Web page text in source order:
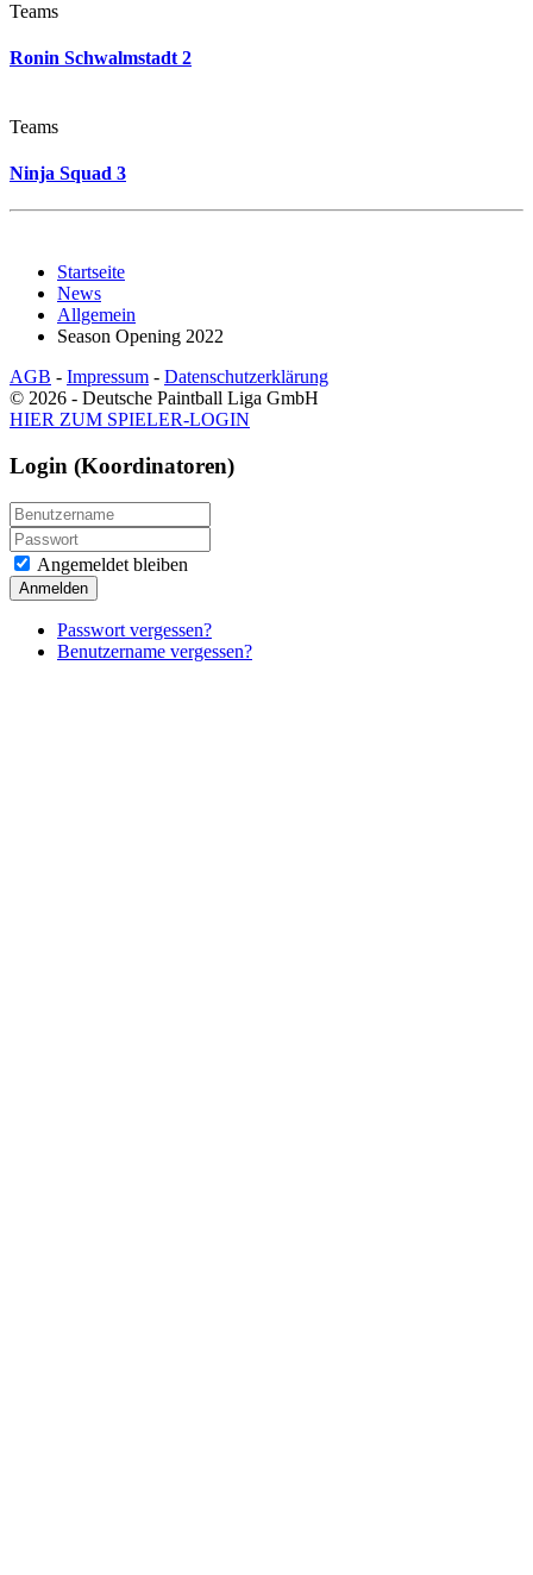
Teams
Ronin Schwalmstadt 2
Teams
Ninja Squad 3
Startseite
News
Allgemein
Season Opening 2022
AGB - Impressum - Datenschutzerklärung
© 2026 - Deutsche Paintball Liga GmbH
HIER ZUM SPIELER-LOGIN
Login (Koordinatoren)
Angemeldet bleiben
Anmelden
Passwort vergessen?
Benutzername vergessen?